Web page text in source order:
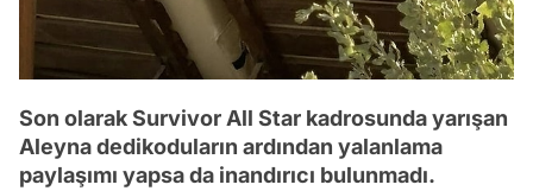
Son olarak Survivor All Star kadrosunda yarışan
Aleyna dedikoduların ardından yalanlama
paylaşımı yapsa da inandırıcı bulunmadı.